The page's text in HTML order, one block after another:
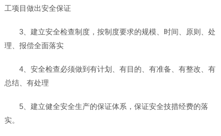
工项目做出安全保证
3、建立安全检查制度，按制度要求的规模、时间、原则、处
理、报偿全面落实
4、安全检查必须做到有计划、有目的、有准备、有整改、有
总结、有处理
5、建立健全安全生产的保证体系，保证安全技措经费的落
实。